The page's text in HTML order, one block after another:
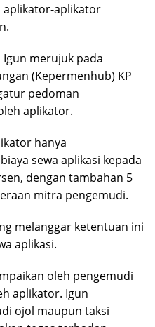
aplikator-aplikator
merujuk pada
(Kepermenhub) KP
pedoman
aplikator.
hanya
sewa aplikasi kepada
dengan tambahan 5
mitra pengemudi.
melanggar ketentuan ini
aplikasi.
oleh pengemudi
aplikator. Igun
ojol maupun taksi